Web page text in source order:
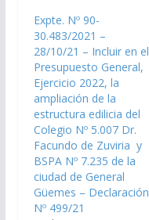
Escuela Nº 4064 Dr.
Facundo de
Zuviría. (Expte. Nº 90-
27.244/18, a la
Comisión de Obras
Públicas e Industria).
Declaración Nº 253/18
Aprobado…
Expte. Nº 90-
30.483/2021 –
28/10/21 – Incluir en el
Presupuesto General,
Ejercicio 2022, la
ampliación de la
estructura edilicia del
Colegio Nº 5.007 Dr.
Facundo de Zuviria y
BSPA Nº 7.235 de la
ciudad de General
Güemes – Declaración
Nº 499/21